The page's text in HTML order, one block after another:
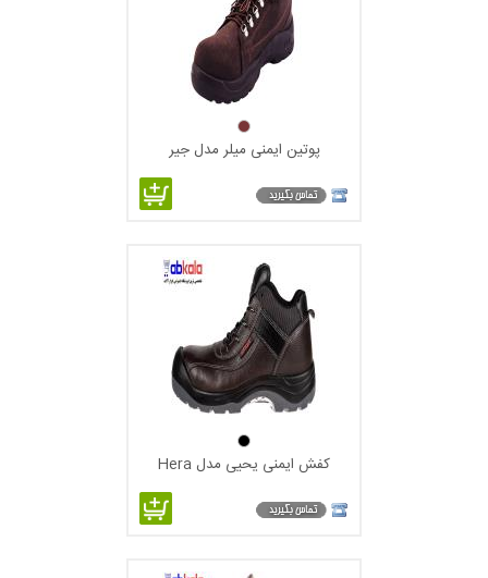
پوتین ایمنی میلر مدل جیر
کفش ایمنی یحیی مدل Hera